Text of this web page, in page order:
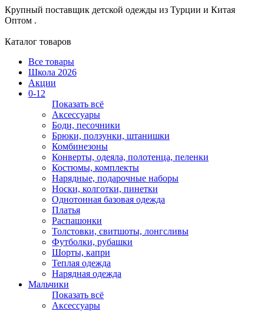
Крупный поставщик детской одежды из Турции и Китая
Оптом .
Каталог товаров
Все товары
Школа 2026
Акции
0-12
Показать всё
Аксессуары
Боди, песочники
Брюки, ползунки, штанишки
Комбинезоны
Конверты, одеяла, полотенца, пеленки
Костюмы, комплекты
Нарядные, подарочные наборы
Носки, колготки, пинетки
Однотонная базовая одежда
Платья
Распашонки
Толстовки, свитшоты, лонгсливы
Футболки, рубашки
Шорты, капри
Теплая одежда
Нарядная одежда
Мальчики
Показать всё
Аксессуары